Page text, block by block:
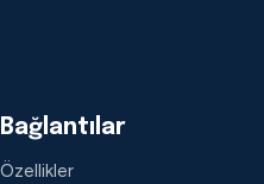
Bağlantılar
Özellikler